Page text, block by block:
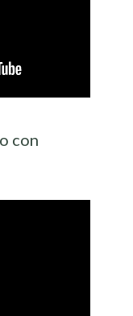
con